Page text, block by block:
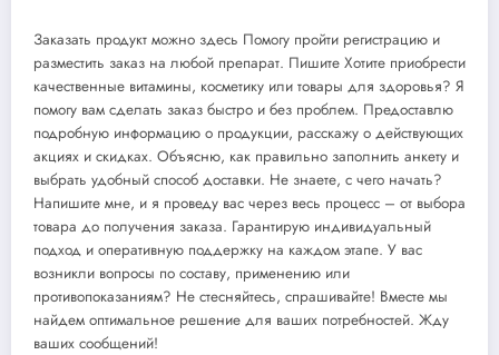
Заказать продукт можно здесь Помогу пройти регистрацию и
разместить заказ на любой препарат. Пишите Хотите приобрести
качественные витамины, косметику или товары для здоровья? Я
помогу вам сделать заказ быстро и без проблем. Предоставлю
подробную информацию о продукции, расскажу о действующих
акциях и скидках. Объясню, как правильно заполнить анкету и
выбрать удобный способ доставки. Не знаете, с чего начать?
Напишите мне, и я проведу вас через весь процесс – от выбора
товара до получения заказа. Гарантирую индивидуальный
подход и оперативную поддержку на каждом этапе. У вас
возникли вопросы по составу, применению или
противопоказаниям? Не стесняйтесь, спрашивайте! Вместе мы
найдем оптимальное решение для ваших потребностей. Жду
ваших сообщений!